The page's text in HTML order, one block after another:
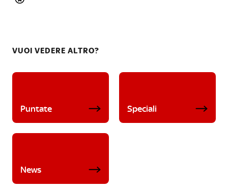
VUOI VEDERE ALTRO?
Puntate Speciali
News